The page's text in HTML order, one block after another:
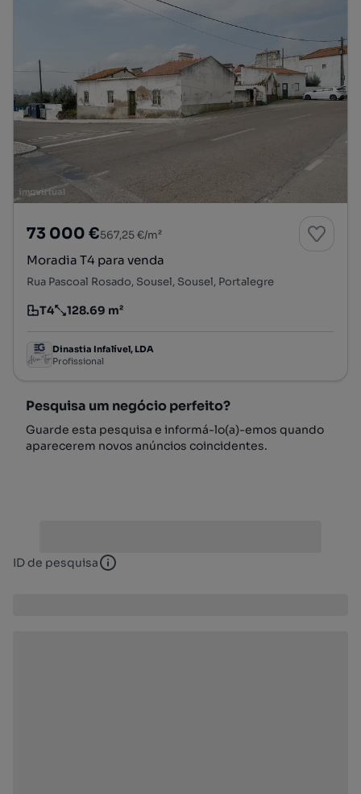
73 000 €567,25 €/m²
Moradia T4 para venda
Rua Pascoal Rosado, Sousel, Sousel, Portalegre
Tipologia
T4
Preço por metro quadrado
128.69 m²
Dinastia Infalível, LDA
Profissional
Pesquisa um negócio perfeito?
Guarde esta pesquisa e informá-lo(a)-emos quando
aparecerem novos anúncios coincidentes.
ID de pesquisa ID de pesquisa